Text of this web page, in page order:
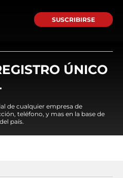
SUSCRIBIRSE
ÚNICO
de cualquier empresa de
teléfono, y mas en la base de
país.